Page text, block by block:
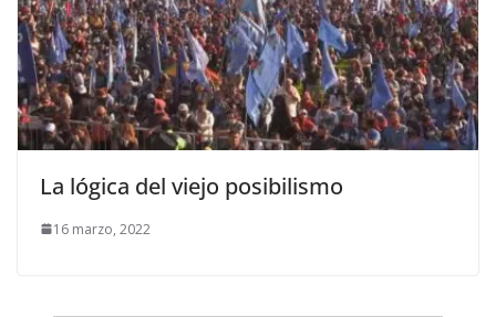
La lógica del viejo posibilismo
16 marzo, 2022